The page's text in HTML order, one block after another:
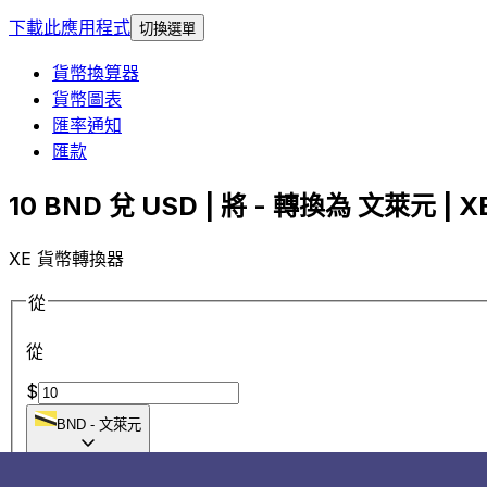
下載此應用程式 切換選單
貨幣換算器
貨幣圖表
匯率通知
匯款
10 BND 兌 USD | 將 - 轉換為 文萊元 |
XE 貨幣轉換器
從
從
$
BND - 文萊元